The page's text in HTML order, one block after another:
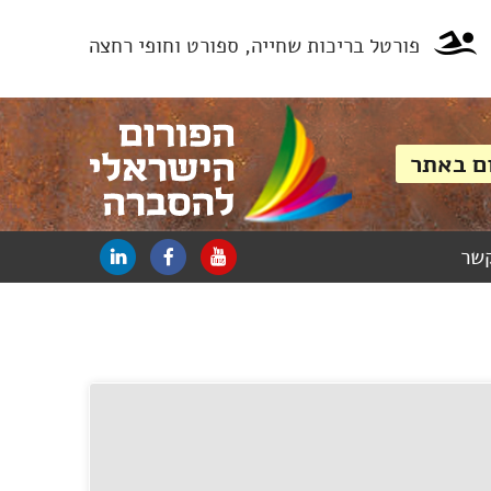
פורטל בריכות שחייה, ספורט וחופי רחצה